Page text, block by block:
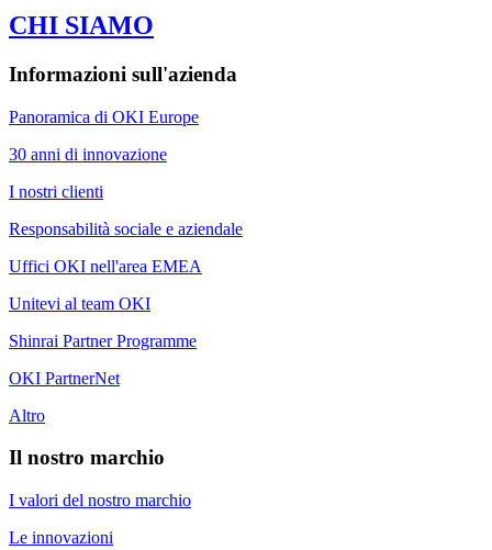
CHI SIAMO
Informazioni sull'azienda
Panoramica di OKI Europe
30 anni di innovazione
I nostri clienti
Responsabilità sociale e aziendale
Uffici OKI nell'area EMEA
Unitevi al team OKI
Shinrai Partner Programme
OKI PartnerNet
Altro
Il nostro marchio
I valori del nostro marchio
Le innovazioni